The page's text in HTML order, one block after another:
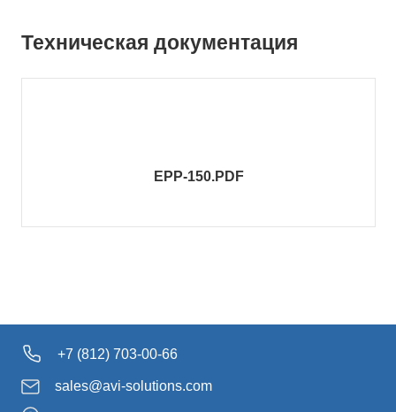
Техническая документация
EPP-150.PDF
+7 (812) 703-00-66
sales@avi-solutions.com